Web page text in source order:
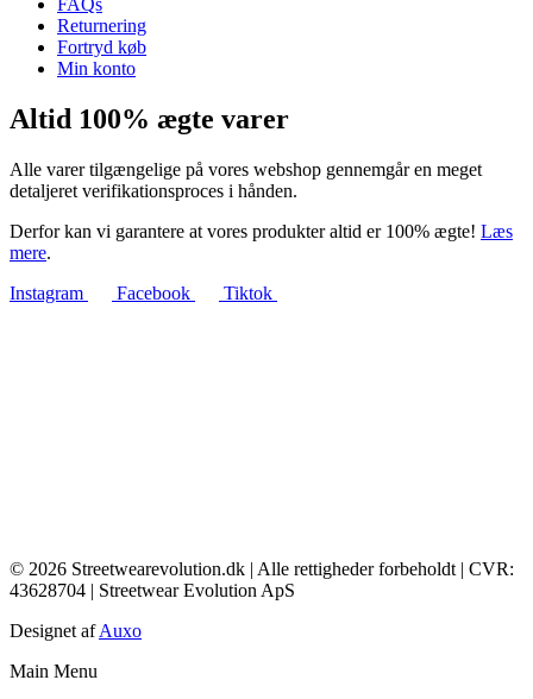
FAQs
Returnering
Fortryd køb
Min konto
Altid 100% ægte varer
Alle varer tilgængelige på vores webshop gennemgår en meget
detaljeret verifikationsproces i hånden.
Derfor kan vi garantere at vores produkter altid er 100% ægte! Læs
mere.
Instagram
Facebook Tiktok
© 2026 Streetwearevolution.dk | Alle rettigheder forbeholdt | CVR:
43628704 | Streetwear Evolution ApS
Designet afAuxo
Main Menu